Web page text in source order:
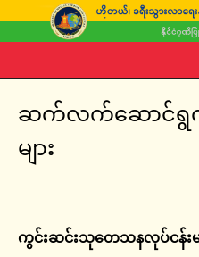
ဆက်လက်ဆောင်ရွ
များ
ကွင်းဆင်းသုတေသနလုပ်ငန်းမ